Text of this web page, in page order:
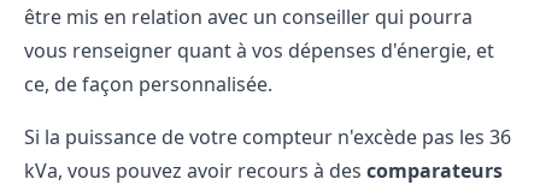
être mis en relation avec un conseiller qui pourra
vous renseigner quant à vos dépenses d'énergie, et
ce, de façon personnalisée.
Si la puissance de votre compteur n'excède pas les 36
kVa, vous pouvez avoir recours à des comparateurs